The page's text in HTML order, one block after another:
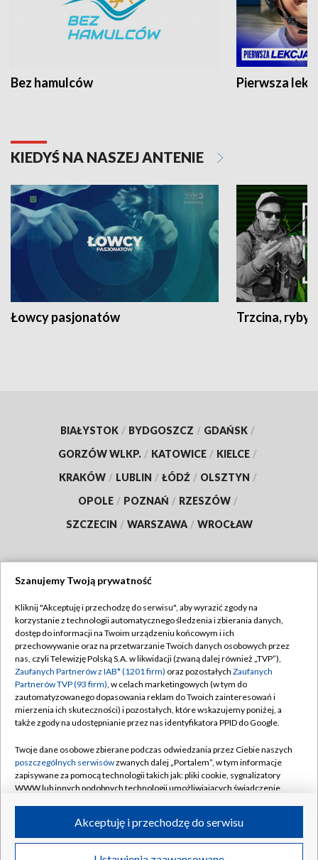
Bez hamulców Pierwsza
KIEDYŚ NA NASZEJ ANTENIE
Łowcy pasjonatów Trzcina, ryby
BIAŁYSTOK / BYDGOSZCZ / GDAŃSK /
GORZÓW WLKP. / KATOWICE / KIELCE /
KRAKÓW / LUBLIN / ŁÓDŹ / OLSZTYN /
OPOLE / POZNAŃ / RZESZÓW /
SZCZECIN / WARSZAWA / WROCŁAW
TVP
Abonament TVP
Emisja w TVP
Centrum informacji TVP
Naziemna Telewizja Cyfrowa
Rada Programowa
System NOS
Informacje o nadawcy
Program dla prasy
Regulamin TVP
Polityka prywatności
Moje zgody
Pomoc
Kontakt
Kanały
©2026 Telewizja Polska S.A. w likwidacji
Szanujemy Twoją prywatność
Kliknij "Akceptuję i przechodzę do serwisu", aby wyrazić zgody na
korzystanie z technologii automatycznego śledzenia i zbierania danych,
dostęp do informacji na Twoim urządzeniu końcowym i ich
przechowywanie oraz na przetwarzanie Twoich danych osobowych przez
nas, czyli Telewizję Polską S.A. w likwidacji (zwaną dalej również „TVP”),
Zaufanych Partnerów z IAB* (1201 firm) oraz pozostałych Zaufanych
Partnerów TVP (93 firm), w celach marketingowych (w tym do
zautomatyzowanego dopasowania reklam do Twoich zainteresowań i
mierzenia ich skuteczności) i pozostałych, które wskazujemy poniżej, a
także zgody na udostępnianie przez nas identyfikatora PPID do Google.
Twoje dane osobowe zbierane podczas odwiedzania przez Ciebie naszych
poszczególnych serwisówzwanych dalej „Portalem”, w tym informacje
zapisywane za pomocą technologii takich jak: pliki cookie, sygnalizatory
WWW lub innych podobnych technologii umożliwiających świadczenie
ruchu w Internecie.
Twoje dane osobowe zbierane podczas odwiedzania przez Ciebie
Akceptuję i przechodzę do serwisu